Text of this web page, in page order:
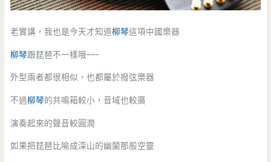
老實講，我也是今天才知道柳琴這項中國樂器
柳琴跟琵琶不一樣哦~~~
外型兩者都很相似，也都屬於撥弦樂器
不過柳琴的共鳴箱較小，音域也較廣
演奏起來的聲音較圓潤
如果把琵琶比喻成深山的幽蘭那般空靈